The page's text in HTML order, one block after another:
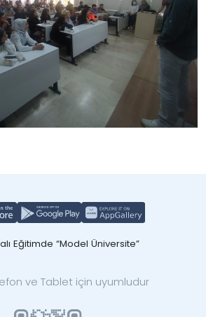
Eğitimde “Model Üniversite”
ve Tablet için uyumludur